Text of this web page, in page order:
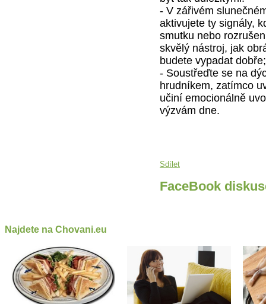
- V zářivém
aktivujete ty signály,
smutku nebo
skvělý nástroj, jak
budete vypadat
- Soustřeďte se na
hrudníkem, zatímco
učiní emocionálně
výzvám dne.
Sdílet
FaceBook
Najdete na Chovani.eu